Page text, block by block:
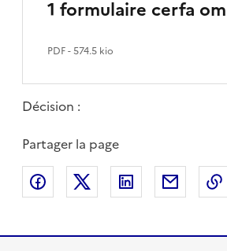
1 formulaire cerfa
PDF- 574.5 kio
Décision :
Partager la page
Partager sur Facebook
Partager sur XPartager sur